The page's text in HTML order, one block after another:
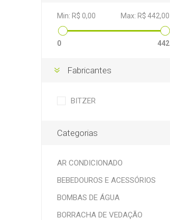
Min: R$ 0,00 Max: R$ 442,00
0 442
Fabricantes
BITZER
Categorias
AR CONDICIONADO
BEBEDOUROS E ACESSÓRIOS
BOMBAS DE ÁGUA
BORRACHA DE VEDAÇÃO